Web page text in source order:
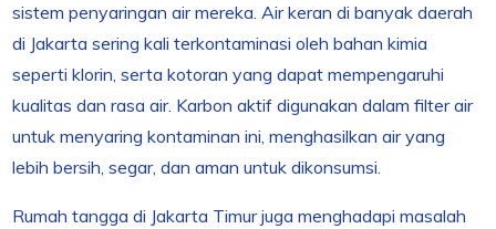
sistem penyaringan air mereka. Air keran di banyak daerah
di Jakarta sering kali terkontaminasi oleh bahan kimia
seperti klorin, serta kotoran yang dapat mempengaruhi
kualitas dan rasa air. Karbon aktif digunakan dalam filter air
untuk menyaring kontaminan ini, menghasilkan air yang
lebih bersih, segar, dan aman untuk dikonsumsi.
Rumah tangga di Jakarta Timur juga menghadapi masalah